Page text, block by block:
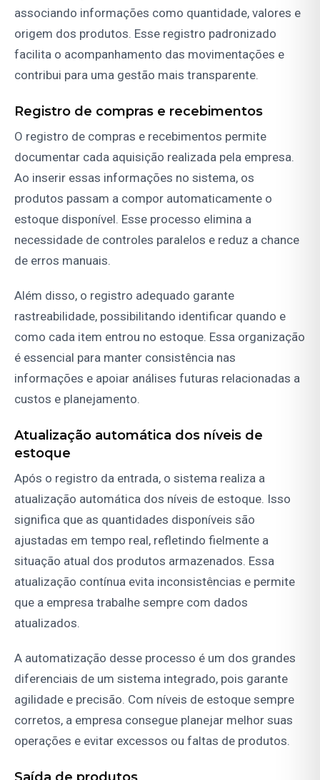
associando informações como quantidade, valores e
origem dos produtos. Esse registro padronizado
facilita o acompanhamento das movimentações e
contribui para uma gestão mais transparente.
Registro de compras e recebimentos
O registro de compras e recebimentos permite
documentar cada aquisição realizada pela empresa.
Ao inserir essas informações no sistema, os
produtos passam a compor automaticamente o
estoque disponível. Esse processo elimina a
necessidade de controles paralelos e reduz a chance
de erros manuais.
Além disso, o registro adequado garante
rastreabilidade, possibilitando identificar quando e
como cada item entrou no estoque. Essa organização
é essencial para manter consistência nas
informações e apoiar análises futuras relacionadas a
custos e planejamento.
Atualização automática dos níveis de
estoque
Após o registro da entrada, o sistema realiza a
atualização automática dos níveis de estoque. Isso
significa que as quantidades disponíveis são
ajustadas em tempo real, refletindo fielmente a
situação atual dos produtos armazenados. Essa
atualização contínua evita inconsistências e permite
que a empresa trabalhe sempre com dados
atualizados.
A automatização desse processo é um dos grandes
diferenciais de um sistema integrado, pois garante
agilidade e precisão. Com níveis de estoque sempre
corretos, a empresa consegue planejar melhor suas
operações e evitar excessos ou faltas de produtos.